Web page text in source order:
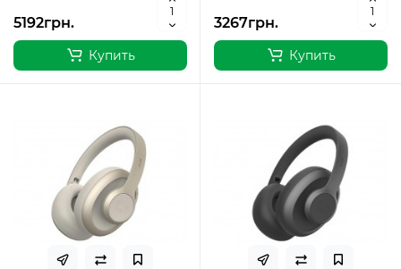
5192грн.
Купить
3267грн.
Купить